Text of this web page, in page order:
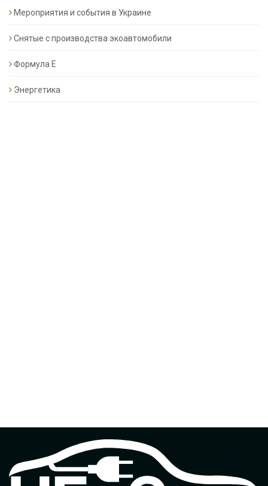
Мероприятия и события в Украине
Снятые с производства экоавтомобили
Формула Е
Энергетика